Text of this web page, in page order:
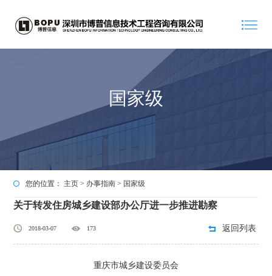
国家级
您的位置： 主页 > 办事指南 > 国家级
关于转发住房城乡建设部办公厅进一步推进勘察
2018-03-07 173 返回列表
重庆市城乡建设委员会